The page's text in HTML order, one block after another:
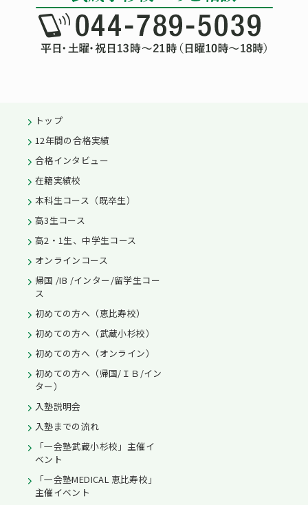
トップ
12年間の合格実績
合格インタビュー
在籍実績校
本科生コース（既卒生）
高3生コース
高2・1生、中学生コース
オンラインコース
帰国 /IB /インター/留学生コー
ス
初めての方へ（恵比寿校）
初めての方へ（武蔵小杉校）
初めての方へ（オンライン）
初めての方へ（帰国/ＩＢ/イン
ター）
入塾説明会
入塾までの流れ
「一会塾武蔵小杉校」主催イ
ベント
「一会塾MEDICAL 恵比寿校」
主催イベント